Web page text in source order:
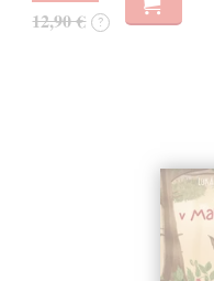
12,90 € ?